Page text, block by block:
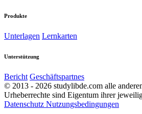
Produkte
Unterlagen Lernkarten
Unterstützung
Bericht Geschäftspartnes
© 2013 - 2026 studylibde.com alle
Urheberrechte sind Eigentum ihrer
Datenschutz Nutzungsbedingungen